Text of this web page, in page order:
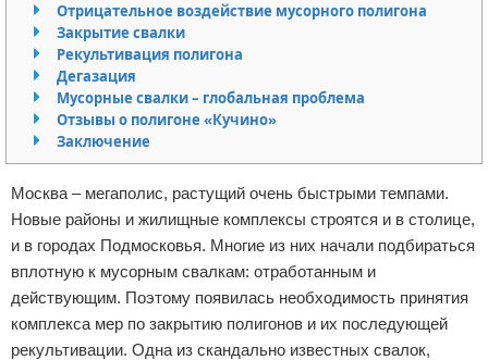
Отношения
Самосовершенствование
Финансы
Размещение рекламы
Для правообладателей
Условия предоставления информации
Отказ от ответственности
Отрицательное воздействие мусорного полигона
Закрытие свалки
Рекультивация полигона
Дегазация
Мусорные свалки – глобальная проблема
Отзывы о полигоне «Кучино»
Заключение
Москва – мегаполис, растущий очень быстрыми темпами.
Новые районы и жилищные комплексы строятся и в столице,
и в городах Подмосковья. Многие из них начали подбираться
вплотную к мусорным свалкам: отработанным и
действующим. Поэтому появилась необходимость принятия
комплекса мер по закрытию полигонов и их последующей
рекультивации. Одна из скандально известных свалок,